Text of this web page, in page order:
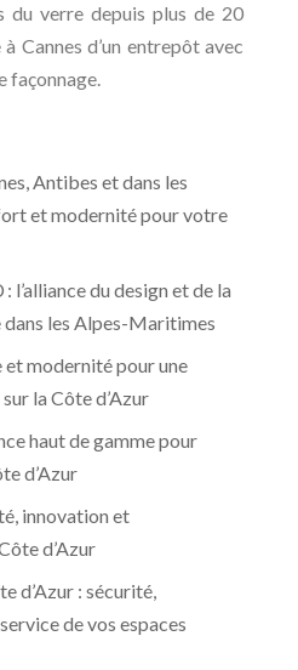
du verre depuis plus de 20
Cannes d’un entrepôt avec
façonnage.
Antibes et dans les
et modernité pour votre
du design et de la
dans les Alpes-Maritimes
modernité pour une
la Côte d’Azur
haut de gamme pour
d’Azur
innovation et
d’Azur
d’Azur : sécurité,
de vos espaces